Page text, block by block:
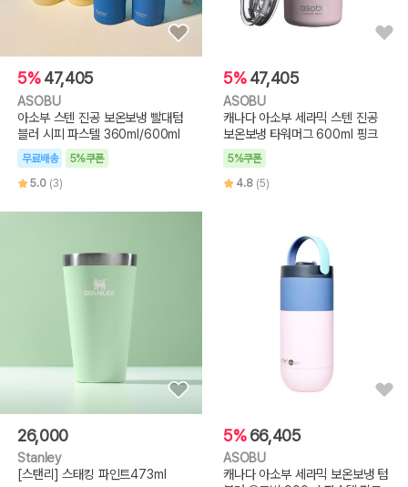
5% 47,405
ASOBU
아소부 스텐 진공 보온보냉 빨대텀
블러 시피 파스텔 360ml/600ml
무료배송
5%쿠폰
5.0 (3)
5% 47,405
ASOBU
캐나다 아소부 세라믹 스텐 진공
보온보냉 타워머그 600ml 핑크
5%쿠폰
4.8 (5)
26,000
Stanley
[스탠리] 스태킹 파인트473ml
5% 66,405
ASOBU
캐나다 아소부 세라믹 보온보냉 텀